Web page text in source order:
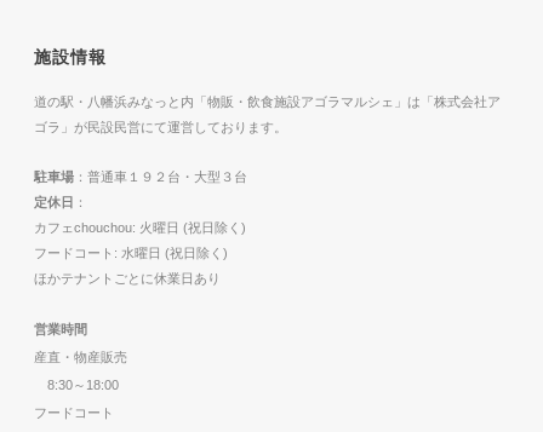
施設情報
道の駅・八幡浜みなっと内「物販・飲食施設アゴラマルシェ」は「株式会社ア
ゴラ」が民設民営にて運営しております。
駐車場 ：普通車１９２台・大型３台
定休日 ：
カフェchouchou: 火曜日 (祝日除く)
フードコート: 水曜日 (祝日除く)
ほかテナントごとに休業日あり
営業時間
産直・物産販売
8:30～18:00
フードコート